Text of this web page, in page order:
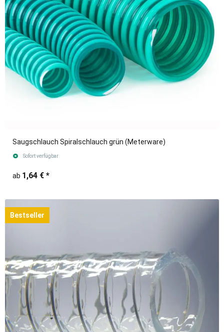
Saugschlauch Spiralschlauch grün (Meterware)
Sofort verfügbar
ab 1,64 € *
Bestseller